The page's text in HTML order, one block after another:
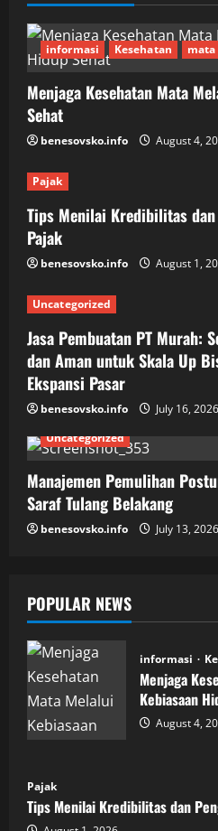
informasi Kesehatan mata
Menjaga Kesehatan Mata
Sehat
benesovsko.info August 4,
Pajak
Tips Menilai Kredibilitas
Pajak
benesovsko.info August 1,
Uncategorized
Jasa Pembuatan PT Murah:
dan Aman untuk Skala Up
Ekspansi Pasar
benesovsko.info
July 16, 2026
Uncategorized
Manajemen Pemulihan
Saraf Tulang Belakang
benesovsko.info July 13, 2026
POPULAR NEWS
informasi
Menjaga
Kebiasaan
August 4,
Pajak
Tips Menilai Kredibilitas dan